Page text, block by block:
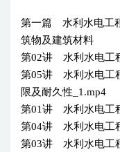
第一篇 水利水电工
筑物及建筑材料
第02讲 水利水电工
第05讲 水利水电工
限及耐久性_1.mp4
第01讲 水利水电工
第04讲 水利水电工
第03讲 水利水电工